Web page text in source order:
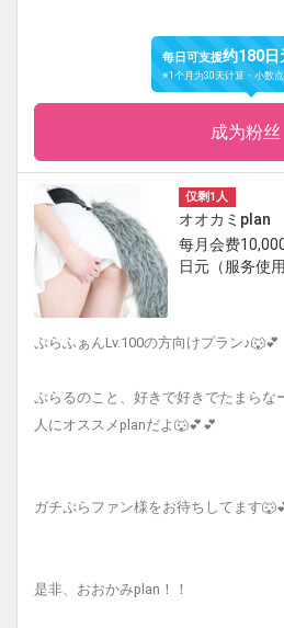
每日可支援约180日
※1个月为30天计算・小数
成为粉丝
仅剩1人
オオカミplan
每月会费
日元（服务使用
ぷらふぁんLv.100の方向けプラン♪🐺💕
ぷらるのこと、好きで好きでたまらな
人にオススメplanだよ🐺💕💕
ガチぷらファン様をお待ちしてます
是非、おおかみplan！！